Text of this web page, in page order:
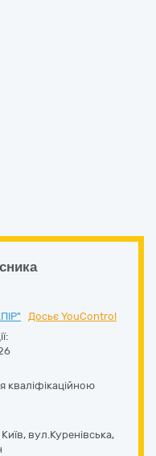
Досьє YouControl
кваліфікаційною
Київ, вул.Куренівська,